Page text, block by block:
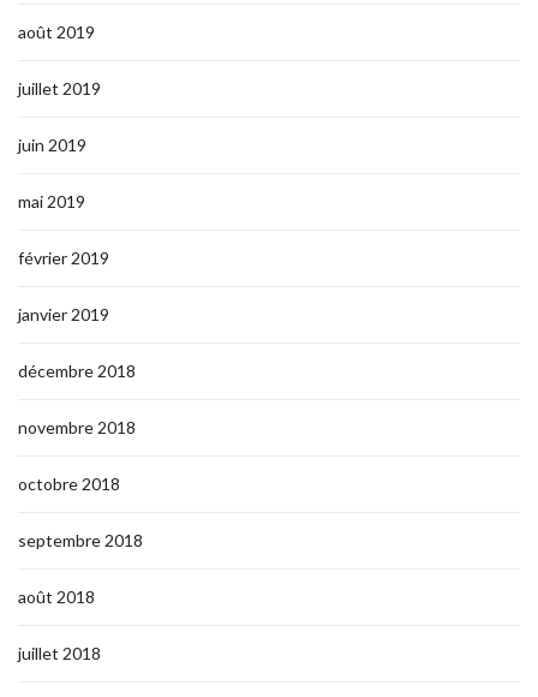
août 2019
juillet 2019
juin 2019
mai 2019
février 2019
janvier 2019
décembre 2018
novembre 2018
octobre 2018
septembre 2018
août 2018
juillet 2018